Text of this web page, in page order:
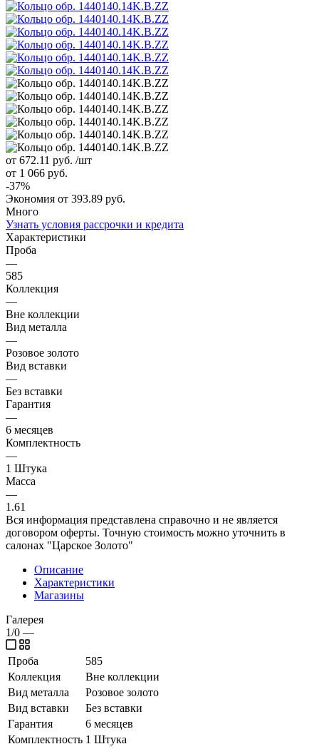
от 672.11 руб. /шт
от 1 066 руб.
-37%
Экономия от 393.89 руб.
Много
Узнать условия рассрочки и кредита
Характеристики
Проба
—
585
Коллекция
—
Вне коллекции
Вид металла
—
Розовое золото
Вид вставки
—
Без вставки
Гарантия
—
6 месяцев
Комплектность
—
1 Штука
Масса
—
1.61
Вся информация представлена справочно и не является
договором оферты. Точную стоимость можно уточнить в
салонах "Царское Золото"
Описание
Характеристики
Магазины
Галерея
1/0 —
Проба
585
Коллекция
Вне коллекции
Вид металла
Розовое золото
Вид вставки
Без вставки
Гарантия
6 месяцев
Комплектность 1 Штука